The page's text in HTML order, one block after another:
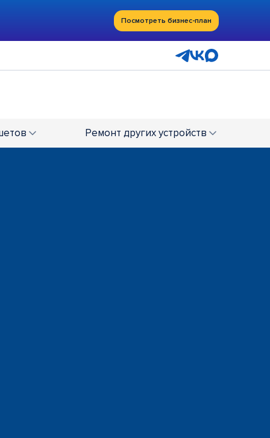
Посмотреть бизнес-план
Ремонт других устройств